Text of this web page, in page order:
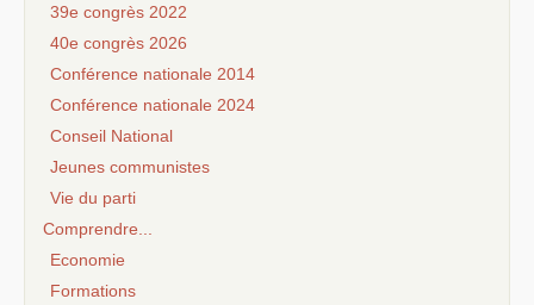
39e congrès 2022
40e congrès 2026
Conférence nationale 2014
Conférence nationale 2024
Conseil National
Jeunes communistes
Vie du parti
Comprendre...
Economie
Formations